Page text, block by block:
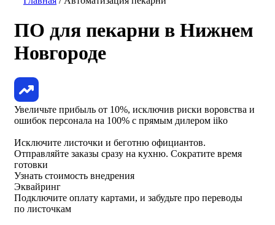
ПО для пекарни в Нижнем
Новгороде
Увеличьте прибыль от 10%, исключив риски воровства и
ошибок персонала на 100% с прямым дилером iiko
Исключите листочки и беготню официантов.
Отправляйте заказы сразу на кухню. Сократите время
готовки
Узнать стоимость внедрения
Эквайринг
Подключите оплату картами, и забудьте про переводы
по листочкам